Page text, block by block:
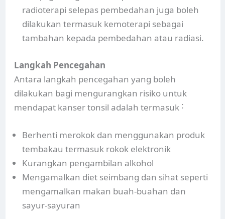
radioterapi selepas pembedahan juga boleh
dilakukan termasuk kemoterapi sebagai
tambahan kepada pembedahan atau radiasi.
Langkah Pencegahan
Antara langkah pencegahan yang boleh
dilakukan bagi mengurangkan risiko untuk
mendapat kanser tonsil adalah termasuk ˸
Berhenti merokok dan menggunakan produk
tembakau termasuk rokok elektronik
Kurangkan pengambilan alkohol
Mengamalkan diet seimbang dan sihat seperti
mengamalkan makan buah-buahan dan
sayur-sayuran